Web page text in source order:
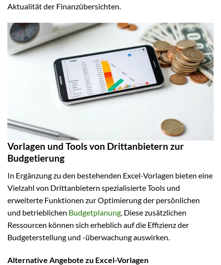
Aktualität der Finanzübersichten.
Vorlagen und Tools von Drittanbietern zur
Budgetierung
In Ergänzung zu den bestehenden Excel-Vorlagen bieten eine
Vielzahl von Drittanbietern spezialisierte Tools und
erweiterte Funktionen zur Optimierung der persönlichen
und betrieblichen Budgetplanung. Diese zusätzlichen
Ressourcen können sich erheblich auf die Effizienz der
Budgeterstellung und -überwachung auswirken.
Alternative Angebote zu Excel-Vorlagen